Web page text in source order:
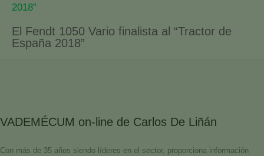
El Fendt 1050 Vario finalista al “Tractor de
España 2018”
VADEMÉCUM on-line de Carlos De Liñán
Con más de 35 años siendo líderes en el sector, proporciona información